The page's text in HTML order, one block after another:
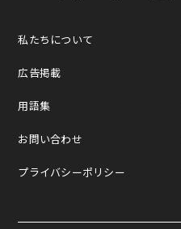
私たちについて
広告掲載
用語集
お問い合わせ
プライバシーポリシー